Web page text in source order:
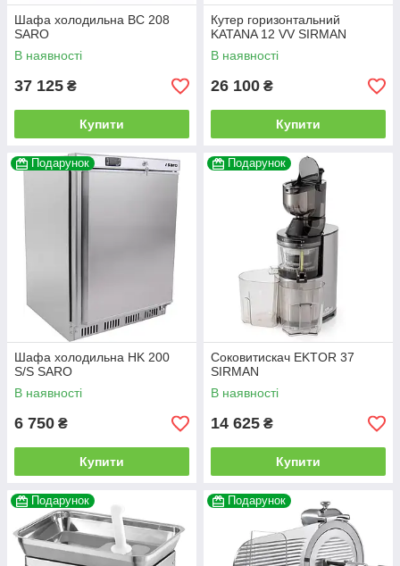
Шафа холодильна BC 208
SARO
В наявності
37 125 ₴
Купити
Кутер горизонтальний
KATANA 12 VV SIRMAN
В наявності
26 100 ₴
Купити
Подарунок
Шафа холодильна HK 200
S/S SARO
В наявності
6 750 ₴
Купити
Подарунок
Соковитискач EKTOR 37
SIRMAN
В наявності
14 625 ₴
Купити
Подарунок Подарунок